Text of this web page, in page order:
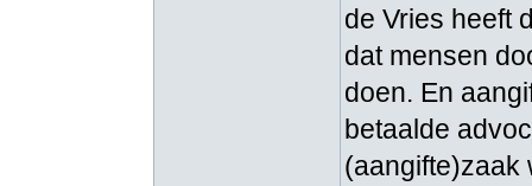
de Vries heeft
dat mensen
doen. En
betaalde
(aangifte)zaak